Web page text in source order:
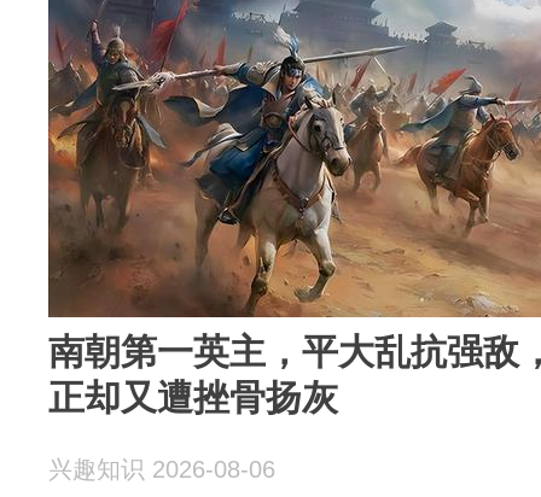
南朝第一英主，平大乱抗强敌
正却又遭挫骨扬灰
兴趣知识 2026-08-06